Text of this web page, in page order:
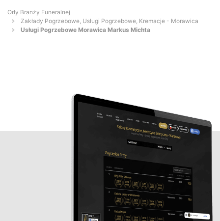
Orły Branży Funeralnej
Zakłady Pogrzebowe, Usługi Pogrzebowe, Kremacje - Morawica
Usługi Pogrzebowe Morawica Markus Michta